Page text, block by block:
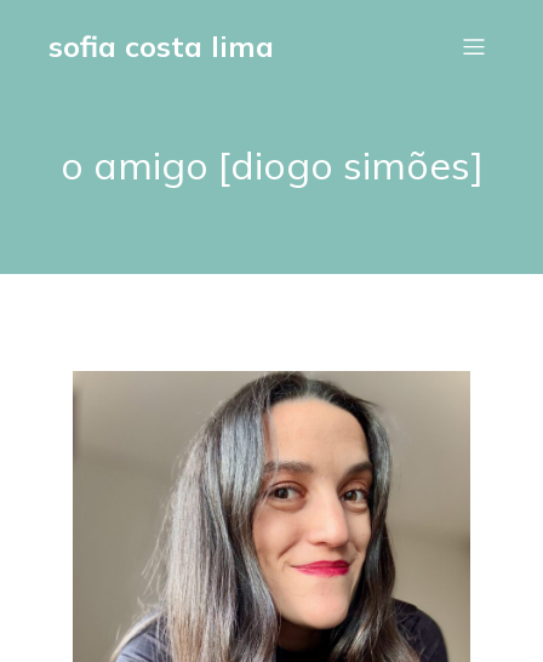
sofia costa lima
o amigo [diogo simões]